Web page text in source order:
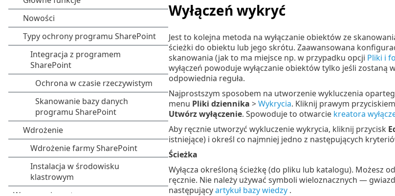
Wyłączeń wykryć
Jest to kolejna metoda na wyłączanie obiektów ze
ścieżki do obiektu lub jego skrótu. Zaawansowana
skanowania (jak to ma miejsce np. w przypadku opcji Pliki i
wyłączeń powoduje wyłączanie obiektów tylko jeśli zostaną
odpowiednia reguła.
Najprostszym sposobem na utworzenie wykluczenia
menu Pliki dziennika >Wykrycia. Kliknij prawym
Utwórz wyłączenie. Spowoduje to otwarcie kreatora
Aby ręcznie utworzyć wykluczenie wykrycia, kliknij przycisk
istniejące) i określ co najmniej jedno z następujących
Ścieżka
Wyłącza określoną ścieżkę (do pliku lub katalogu). Możesz
ręcznie. Nie należy używać symboli wieloznacznych —
następującyartykuł bazy wiedzy .